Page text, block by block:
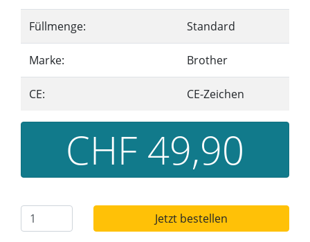
Füllmenge: Standard
Marke: Brother
CE: CE-Zeichen
CHF 49,90
Jetzt bestellen